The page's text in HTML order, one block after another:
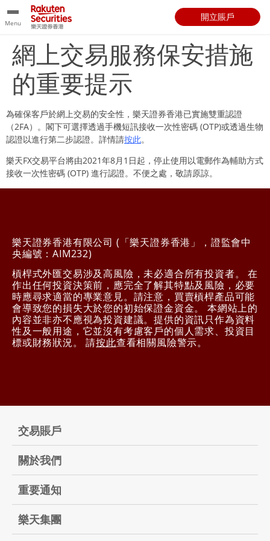
Menu
開立賬戶
網上交易服務保安措施
的重要提示
為確保客戶於網上交易的安全性，樂天證券香港已實施雙重認證
（2FA）。閣下可選擇透過手機短訊接收一次性密碼 (OTP)或透過生物
認證以進行第二步認證。詳情請按此。
樂天FX交易平台將由2021年8月1日起，停止使用以電郵作為輔助方式
接收一次性密碼 (OTP) 進行認證。不便之處，敬請原諒。
樂天證券香港有限公司 (「樂天證券香港」，證監會中
央編號：AIM232)
槓桿式外匯交易涉及高風險，未必適合所有投資者。 在
作出任何投資決策前，應完全了解其特點及風險，必要
時應尋求適當的專業意見。請注意，買賣槓桿產品可能
會導致您的損失大於您的初始保證金資金。 本網站上的
內容並非亦不應視為投資建議。提供的資訊只作為資料
性及一般用途，它並沒有考慮客戶的個人需求、投資目
標或財務狀況。 請按此查看相關風險警示。
交易賬戶
關於我們
重要通知
樂天集團